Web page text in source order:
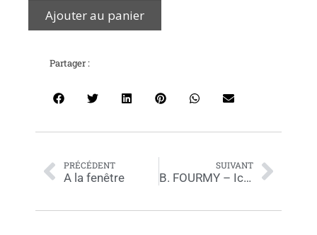
Ajouter au panier
Partager :
PRÉCÉDENT
A la fenêtre
SUIVANT
B. FOURMY – Icare – 67 cm